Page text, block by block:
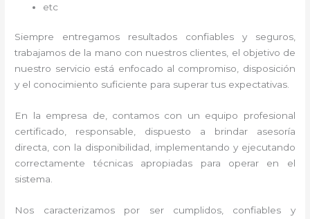
etc
Siempre entregamos resultados confiables y seguros,
trabajamos de la mano con nuestros clientes, el objetivo de
nuestro servicio está enfocado al compromiso, disposición
y el conocimiento suficiente para superar tus expectativas.
En la empresa de , contamos con un equipo profesional
certificado, responsable, dispuesto a brindar asesoría
directa, con la disponibilidad, implementando y ejecutando
correctamente técnicas apropiadas para operar en el
sistema.
Nos caracterizamos por ser cumplidos, confiables y